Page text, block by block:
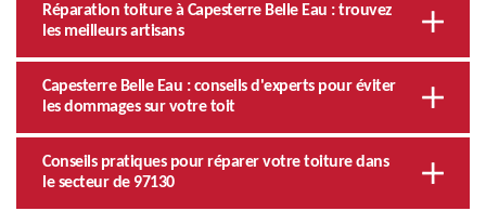
Réparation toiture à Capesterre Belle Eau : trouvez
les meilleurs artisans
Capesterre Belle Eau : conseils d'experts pour éviter
les dommages sur votre toit
Conseils pratiques pour réparer votre toiture dans
le secteur de 97130